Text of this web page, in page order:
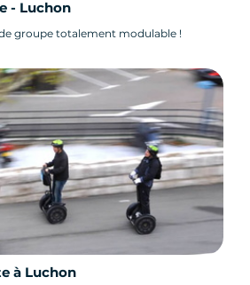
- Luchon
groupe totalement modulable !
à Luchon